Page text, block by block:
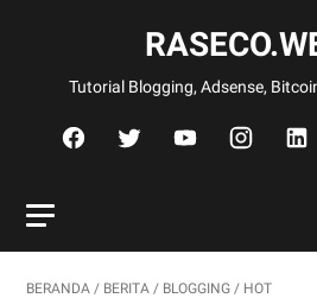
Tutorial Blogging, Adsense,
BERANDA / BERITA / BLOGGING / HOT